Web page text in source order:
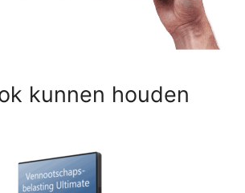
kunnen houden